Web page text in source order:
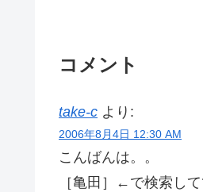
コメント
take-c より:
2006年8月4日 12:30 AM
こんばんは。。
［亀田］←で検索し